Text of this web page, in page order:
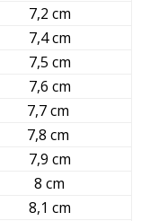
7,2 cm
7,4 cm
7,5 cm
7,6 cm
7,7 cm
7,8 cm
7,9 cm
8 cm
8,1 cm